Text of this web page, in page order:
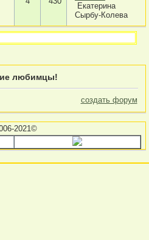
Екатерина
Сырбу-Колева
любимцы!
создать форум
2021©